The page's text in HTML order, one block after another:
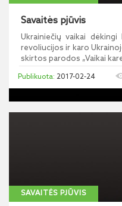
Savaitės pjūvis
Ukrainiečių vaikai
revoliucijos ir karo
skirtos parodos „Vaikai
2017-02-24
SAVAITĖS PJŪVIS